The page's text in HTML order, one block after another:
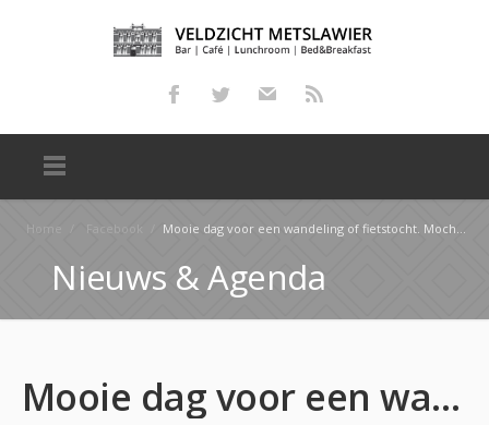
Home Facebook Mooie dag voor een wandeling of fietstocht. Mocht je daarna lekkere trek hebben dan weet je ons te …
Nieuws & Agenda
Mooie dag voor een wandeling of fietstocht. Mocht je daarna lekkere trek hebben dan weet je ons te …